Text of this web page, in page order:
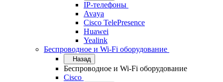
IP-телефоны
Avaya
Cisco TelePresence
Huawei
Yealink
Беспроводное и Wi-Fi оборудование
Назад
Беспроводное и Wi-Fi оборудование
Cisco